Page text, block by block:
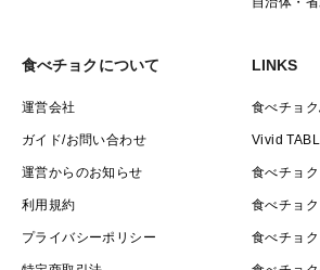
弊社栽培のコシヒカリです。粘りと
種的にはお米の「キング」的な存在
保存方法など
食べチョクについて
運営会社
ガイド/お問い合わせ
運営からのお知らせ
利用規約
プライバシーポリシー
LINKS
食べチョ
Vivid
食べチョ
食べチョ
食べチョ